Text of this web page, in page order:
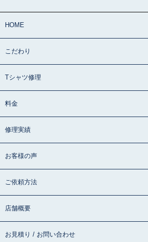
HOME
こだわり
Tシャツ修理
料金
修理実績
お客様の声
ご依頼方法
店舗概要
お見積り / お問い合わせ